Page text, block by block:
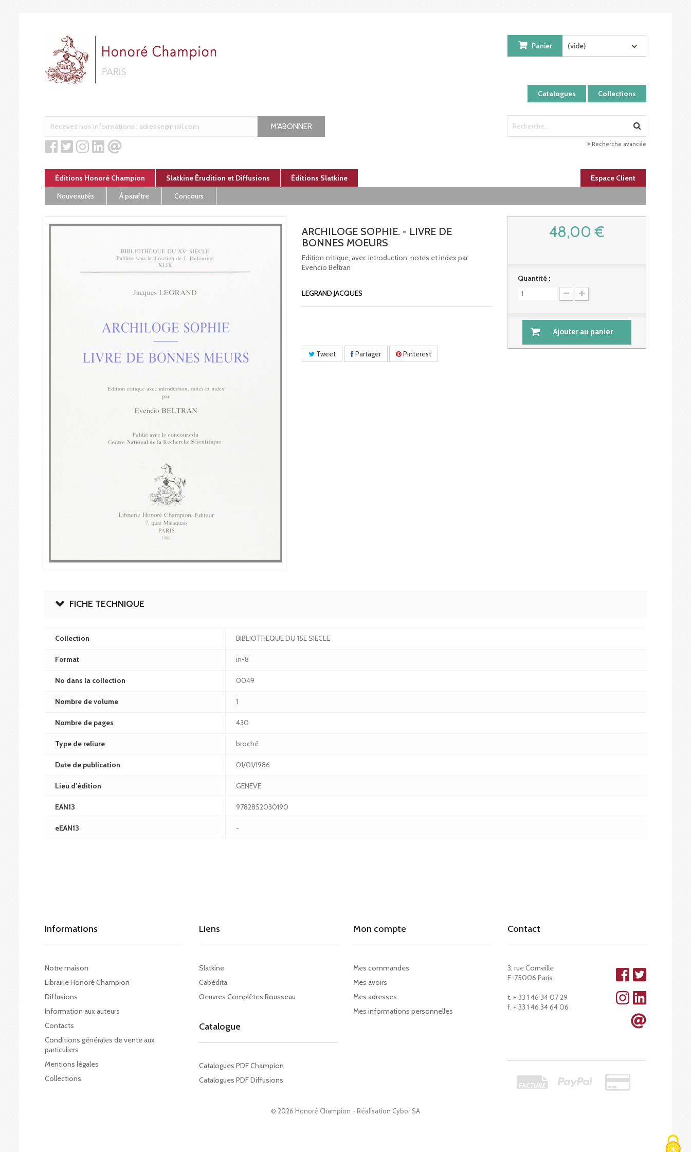
Catalogues Collections
Panier (vide)
M'ABONNER
Recherche avancée
Éditions Honoré Champion Slatkine Érudition et Diffusions Éditions Slatkine
Espace Client
Nouveautés
À paraître Concours
ARCHILOGE SOPHIE. - LIVRE DE
BONNES MOEURS
Edition critique, avec introduction, notes et index par
Evencio Beltran
LEGRAND JACQUES
Tweet Partager Pinterest
48,00 €
Quantité :
Ajouter au panier
FICHE TECHNIQUE
Collection BIBLIOTHEQUE DU 15E SIECLE
Format in-8
No dans la collection 0049
Nombre de volume 1
Nombre de pages 430
Type de reliure broché
Date de publication 01/01/1986
Lieu d'édition GENEVE
EAN13 9782852030190
eEAN13 -
Informations
Notre maison
Librairie Honoré Champion
Diffusions
Information aux auteurs
Contacts
Conditions générales de vente aux
particuliers
Mentions légales
Collections
© 2026 Honoré Champion - Réalisation Cybor SA
Liens
Slatkine
Cabédita
Oeuvres Complètes Rousseau
Catalogue
Catalogues PDF Champion
Catalogues PDF Diffusions
Mon compte
Mes commandes
Mes avoirs
Mes adresses
Mes informations personnelles
Contact
3, rue Corneille
F-75006 Paris
t. + 33 1 46 34 07 29
f. + 33 1 46 34 64 06